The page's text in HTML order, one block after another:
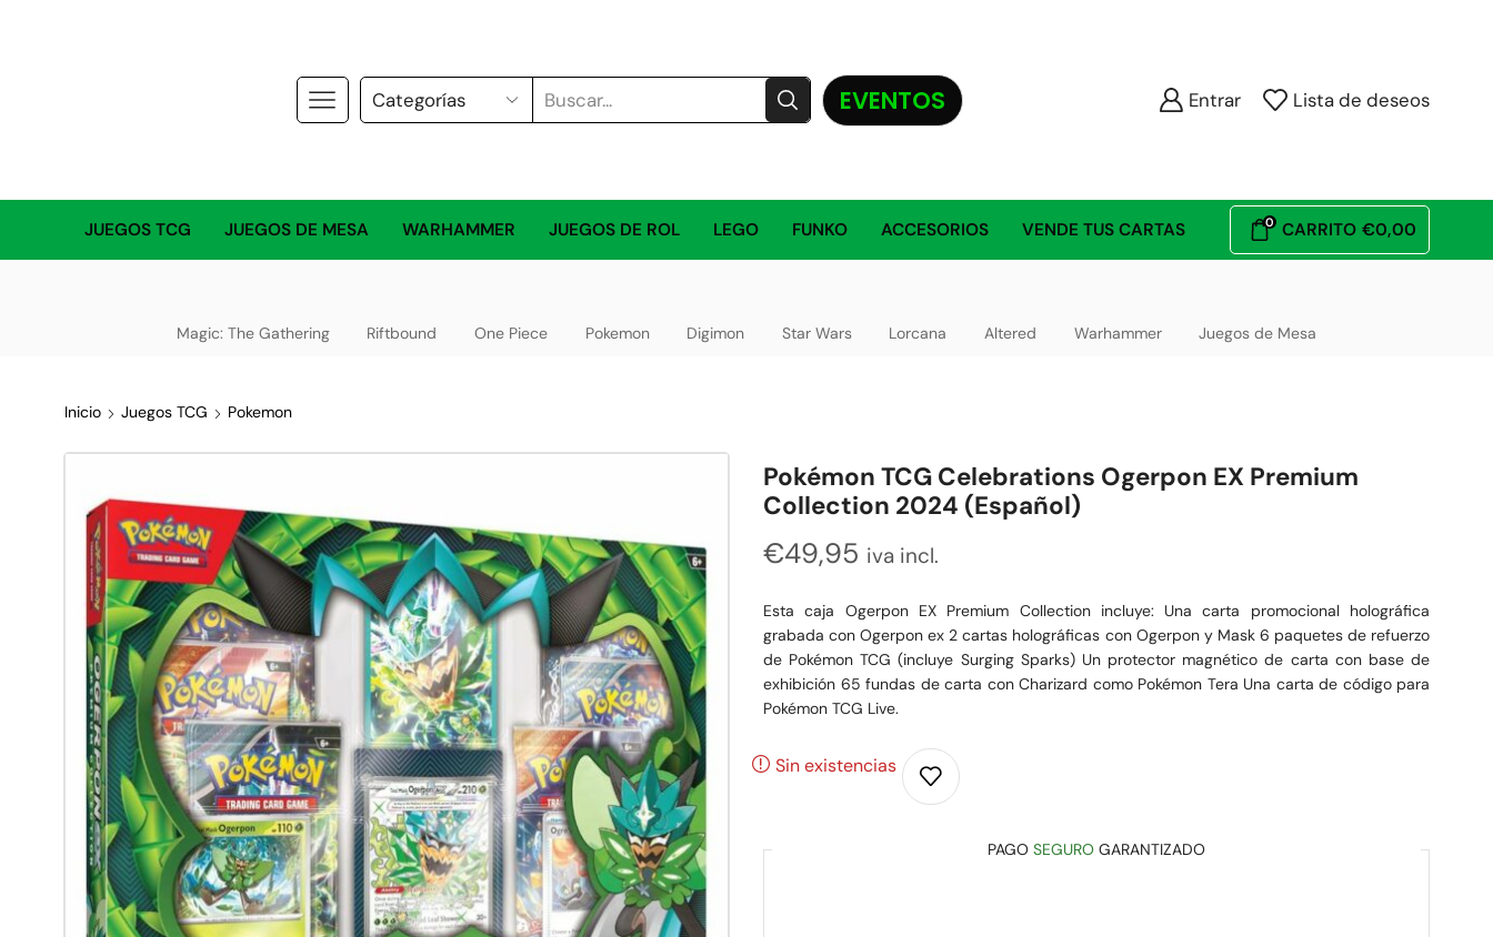
EVENTOS Entrar Lista de deseos
JUEGOS TCG JUEGOS DE MESA WARHAMMER JUEGOS DE ROL LEGO FUNKO ACCESORIOS VENDE TUS CARTAS 0 CARRITO €0,00
Magic: The Gathering Riftbound One Piece Pokemon Digimon Star Wars Lorcana Altered Warhammer Juegos de Mesa
Inicio Juegos TCG Pokemon
Pokémon TCG Celebrations Ogerpon EX Premium
Collection 2024 (Español)
€49,95 iva incl.
Esta caja Ogerpon EX Premium Collection incluye: Una carta promocional holográfica
grabada con Ogerpon ex 2 cartas holográficas con Ogerpon y Mask 6 paquetes de refuerzo
de Pokémon TCG (incluye Surging Sparks) Un protector magnético de carta con base de
exhibición 65 fundas de carta con Charizard como Pokémon Tera Una carta de código para
Pokémon TCG Live.
Sin existencias
PAGO SEGURO GARANTIZADO